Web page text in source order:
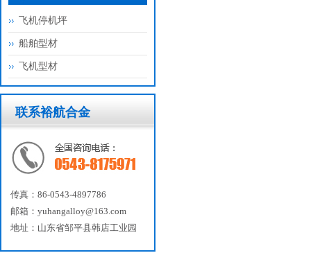
飞机停机坪
船舶型材
飞机型材
联系裕航合金
传真：86-0543-4897786
邮箱：yuhangalloy@163.com
地址：山东省邹平县韩店工业园